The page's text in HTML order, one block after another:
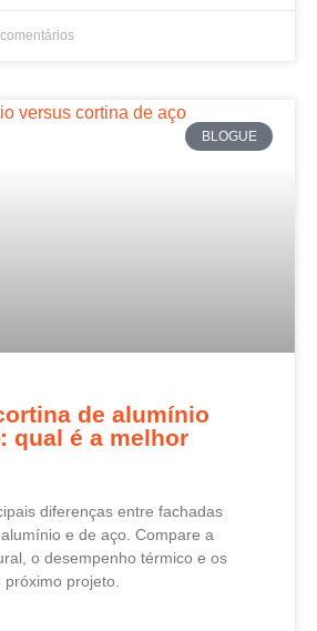
BLOGUE
de alumínio
qual é a melhor
diferenças entre fachadas
e de aço. Compare a
o desempenho térmico e os
projeto.